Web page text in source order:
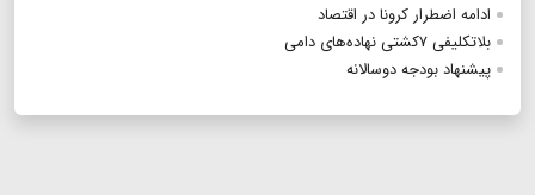
ادامه اضطرار کرونا در اقتصاد
بلاتکلیفی ۷کشتی نهاده‌های دامی
پیشنهاد بودجه دوسالانه